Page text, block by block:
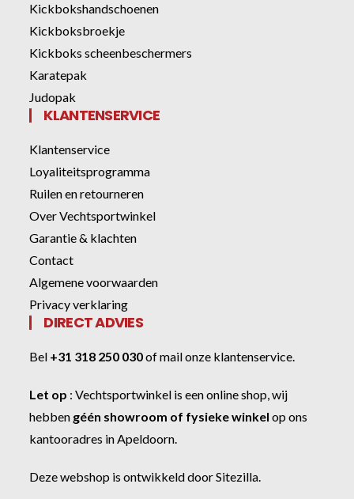
Kickbokshandschoenen
Kickboksbroekje
Kickboks scheenbeschermers
Karatepak
Judopak
KLANTENSERVICE
Klantenservice
Loyaliteitsprogramma
Ruilen en retourneren
Over Vechtsportwinkel
Garantie & klachten
Contact
Algemene voorwaarden
Privacy verklaring
DIRECT ADVIES
Bel +31 318 250 030ofmail onze klantenservice.
Let op :Vechtsportwinkel is een online shop, wij
hebben géén showroom of fysieke winkel op ons
kantooradres in Apeldoorn.
Deze webshop is ontwikkeld doorSitezilla.